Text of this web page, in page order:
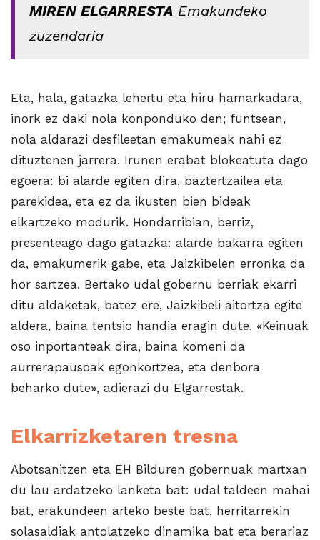
MIREN ELGARRESTA Emakundeko
zuzendaria
Eta, hala, gatazka lehertu eta hiru hamarkadara,
inork ez daki nola konponduko den; funtsean,
nola aldarazi desfileetan emakumeak nahi ez
dituztenen jarrera. Irunen erabat blokeatuta dago
egoera: bi alarde egiten dira, baztertzailea eta
parekidea, eta ez da ikusten bien bideak
elkartzeko modurik. Hondarribian, berriz,
presenteago dago gatazka: alarde bakarra egiten
da, emakumerik gabe, eta Jaizkibelen erronka da
hor sartzea. Bertako udal gobernu berriak ekarri
ditu aldaketak, batez ere, Jaizkibeli aitortza egite
aldera, baina tentsio handia eragin dute. «Keinuak
oso inportanteak dira, baina komeni da
aurrerapausoak egonkortzea, eta denbora
beharko dute», adierazi du Elgarrestak.
Elkarrizketaren tresna
Abotsanitzen eta EH Bilduren gobernuak martxan
du lau ardatzeko lanketa bat: udal taldeen mahai
bat, erakundeen arteko beste bat, herritarrekin
solasaldiak antolatzeko dinamika bat eta berariaz